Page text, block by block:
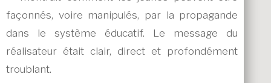
façonnés, voire manipulés, par la propagande
dans le système éducatif. Le message du
réalisateur était clair, direct et profondément
troublant.